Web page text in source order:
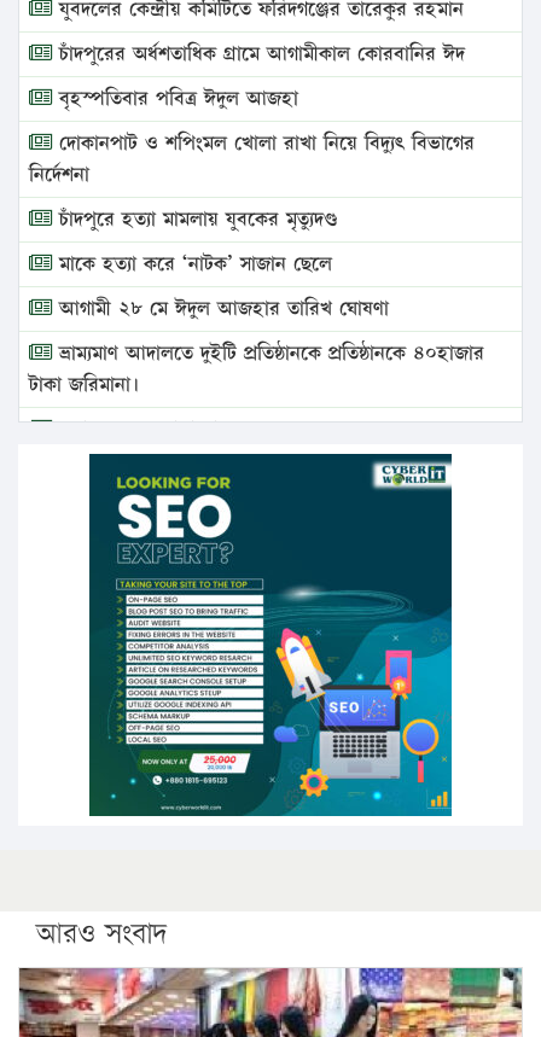
যুবদলের কেন্দ্রীয় কমিটিতে ফরিদগঞ্জের তারেকুর রহমান
চাঁদপুরের অর্ধশতাধিক গ্রামে আগামীকাল কোরবানির ঈদ
বৃহস্পতিবার পবিত্র ঈদুল আজহা
দোকানপাট ও শপিংমল খোলা রাখা নিয়ে বিদ্যুৎ বিভাগের
নির্দেশনা
চাঁদপুরে হত্যা মামলায় যুবকের মৃত্যুদণ্ড
মাকে হত্যা করে ‘নাটক’ সাজান ছেলে
আগামী ২৮ মে ঈদুল আজহার তারিখ ঘোষণা
ভ্রাম্যমাণ আদালতে দুইটি প্রতিষ্ঠানকে প্রতিষ্ঠানকে ৪০হাজার
টাকা জরিমানা।
এবার লঞ্চের ভাড়া বাড়ল
১৭ থেকে ২১ শতাংশ বিদ্যুতের দাম বাড়ানোর প্রস্তাব পিডিবির
১৬ মে চাঁদপুর ও ২৫ মে ফেনী সফরে যাবেন প্রধানমন্ত্রী
উচ্চশিক্ষায় গৌরবময় অর্জন: পূর্ণ স্কলারশিপে যুক্তরাষ্ট্রে
পিএইচডি করছেন কুয়েটের কৃতি…
সারা দেশে বজ্রাঘাতে ১৪ জনের প্রাণহানি
কঠোর হচ্ছে এসএসসি ও এইচএসসি পরীক্ষা
ফরিদগঞ্জে আগুনে পুড়লো ৬ ব্যবসা প্রতিষ্ঠান
আরও সংবাদ